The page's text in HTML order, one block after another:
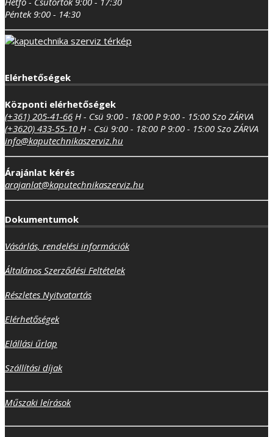
Péntek 9:00 - 14:30
Elérhetőségek
Központi elérhetőségek
(+361) 205-41-66 H - Csü 9:00 - 18:00 P 9:00 - 15:00 Szo ZÁRVA
(+3620) 433-55-10 H - Csü 9:00 - 18:00 P 9:00 - 15:00 Szo ZÁRVA
info@kaputechnikaszerviz.hu
Árajánlat kérés
arajanlat@kaputechnikaszerviz.hu
Dokumentumok
Vásárlás, rendelési információk
Általános Szerződési Feltételek
Részletes Nyitvatartás
Elérhetőségek
Elállási űrlap
Szállítási díjak
Műszaki leírások